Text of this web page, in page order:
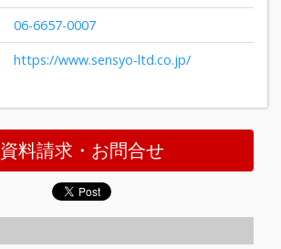
06-6657-0007
https://www.sensyo-ltd.co.jp/
資料請求・お問合せ